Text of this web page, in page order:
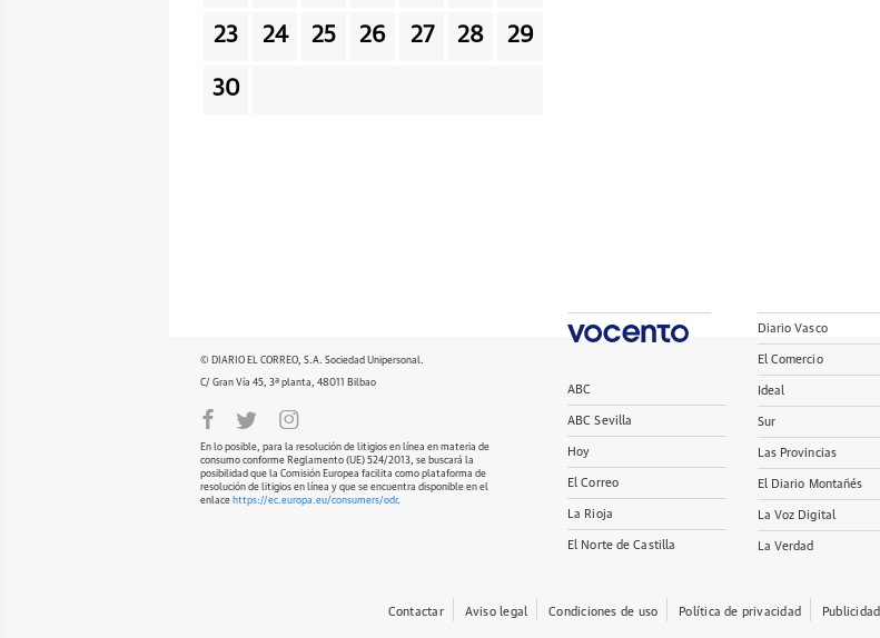
23 24 25 26 27 28 29
30
© DIARIO EL CORREO, S.A. Sociedad Unipersonal.
C/ Gran Vía 45, 3ª planta, 48011 Bilbao
En lo posible, para la resolución de litigios en línea en materia de
consumo conforme Reglamento (UE) 524/2013, se buscará la
posibilidad que la Comisión Europea facilita como plataforma de
resolución de litigios en línea y que se encuentra disponible en el
enlace https://ec.europa.eu/consumers/odr.
ABC
ABC Sevilla
Hoy
El Correo
La Rioja
El Norte de Castilla
Diario Vasco
El Comercio
Ideal
Sur
Las Provincias
El Diario Montañés
La Voz Digital
La Verdad
Contactar Aviso legal Condiciones de uso Política de privacidad Publicidad